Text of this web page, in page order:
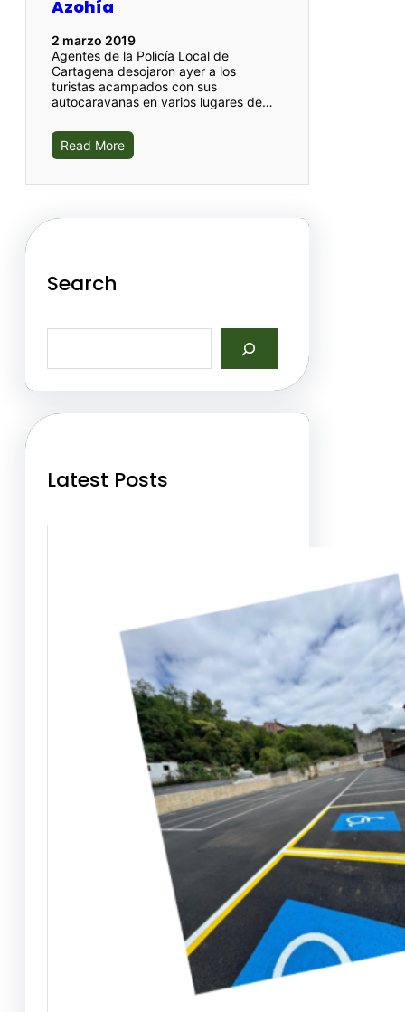
Azohía
2 marzo 2019
Agentes de la Policía Local de
Cartagena desojaron ayer a los
turistas acampados con sus
autocaravanas en varios lugares de…
Read More
Search
a
h
Latest Posts